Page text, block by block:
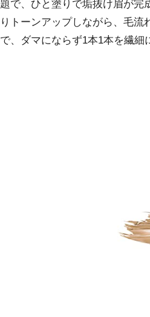
題で、ひと塗りで垢抜け眉が完
りトーンアップしながら、毛
で、ダマにならず1本1本を繊細